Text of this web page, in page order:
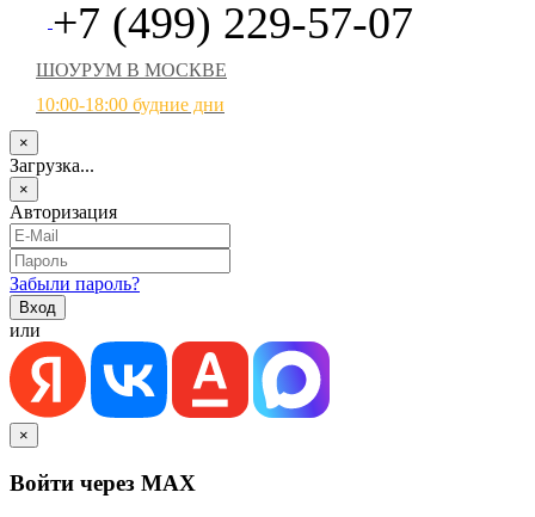
+7 (499) 229-57-07
ШОУРУМ В МОСКВЕ
10:00-18:00 будние дни
×
Загрузка...
×
Авторизация
Забыли пароль?
или
×
Войти через MAX